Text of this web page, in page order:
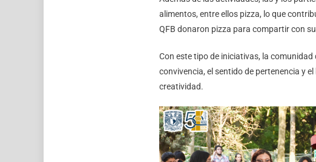
alimentos, entre ellos pizza, lo que
QFB donaron pizza para compartir con
Con este tipo de iniciativas, la
convivencia, el sentido de pertenencia y
creatividad.